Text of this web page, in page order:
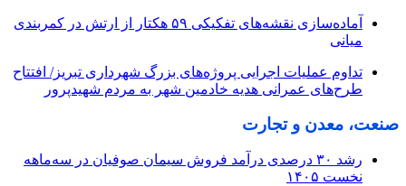
آماده‌سازی نقشه‌های تفکیکی ۵۹ هکتار از ارتش در کمربندی
میانی
تداوم عملیات اجرایی پروژه‌های بزرگ شهرداری تبریز/ افتتاح
طرح‌های عمرانی هدیه خادمین شهر به مردم شهیدپرور
صنعت، معدن و تجارت
رشد ۳۰ درصدی درآمد فروش سیمان صوفیان در سه‌ماهه
نخست ۱۴۰۵